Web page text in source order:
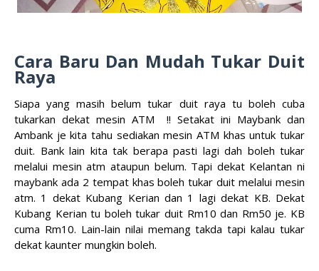
Cara Baru Dan Mudah Tukar Duit
Raya
Siapa yang masih belum tukar duit raya tu boleh cuba
tukarkan dekat mesin ATM !! Setakat ini Maybank dan
Ambank je kita tahu sediakan mesin ATM khas untuk tukar
duit. Bank lain kita tak berapa pasti lagi dah boleh tukar
melalui mesin atm ataupun belum. Tapi dekat Kelantan ni
maybank ada 2 tempat khas boleh tukar duit melalui mesin
atm. 1 dekat Kubang Kerian dan 1 lagi dekat KB. Dekat
Kubang Kerian tu boleh tukar duit Rm10 dan Rm50 je. KB
cuma Rm10. Lain-lain nilai memang takda tapi kalau tukar
dekat kaunter mungkin boleh.